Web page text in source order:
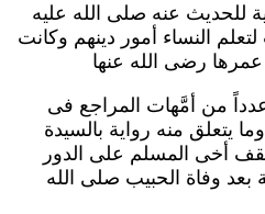
للحديث عنه صلى الله عليه
النساء أمور دينهم وكانت
رضى الله عنها
من أمَّهات المراجع فى
يتعلق منه رواية بالسيدة
أخى المسلم على الدور
وفاة الحبيب صلى الله